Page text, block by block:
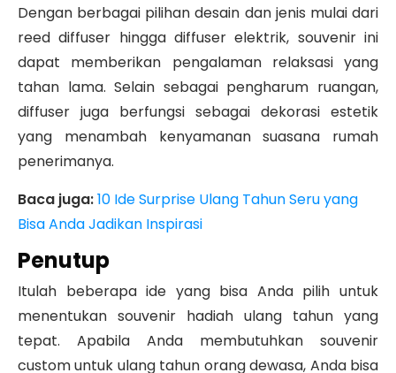
Dengan berbagai pilihan desain dan jenis mulai dari
reed diffuser hingga diffuser elektrik, souvenir ini
dapat memberikan pengalaman relaksasi yang
tahan lama. Selain sebagai pengharum ruangan,
diffuser juga berfungsi sebagai dekorasi estetik
yang menambah kenyamanan suasana rumah
penerimanya.
Baca juga:10 Ide Surprise Ulang Tahun Seru yang
Bisa Anda Jadikan Inspirasi
Penutup
Itulah beberapa ide yang bisa Anda pilih untuk
menentukan souvenir hadiah ulang tahun yang
tepat. Apabila Anda membutuhkan souvenir
custom untuk ulang tahun orang dewasa, Anda bisa